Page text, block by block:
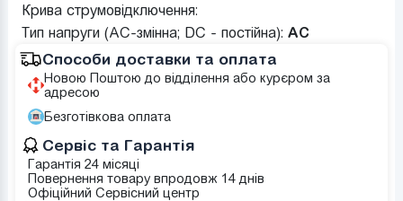
Крива струмовідключення:
Тип напруги (AC-змінна; DC - постійна): AC
Способи доставки та оплата
Новою Поштою до відділення або курєром за
адресою
Безготівкова оплата
Сервіс та Гарантія
Гарантія 24 місяці
Повернення товару впродовж 14 днів
Офіційний Сервісний центр